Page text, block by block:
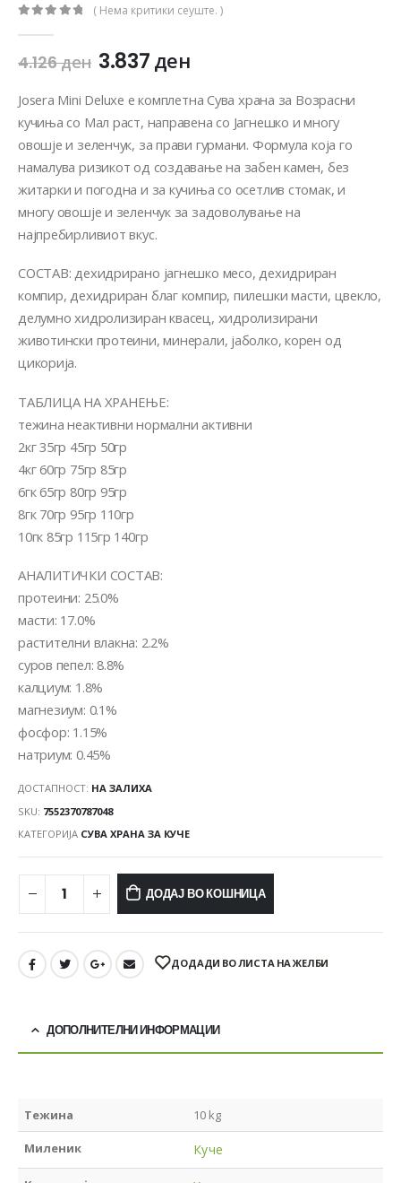
( Нема критики сеуште. )
4.126ден 3.837ден
Josera Mini Deluxe е комплетна Сува храна за Возрасни
кучиња со Мал раст, направена со Јагнешко и многу
овошје и зеленчук, за прави гурмани. Формула која го
намалува ризикот од создавање на забен камен, без
житарки и погодна и за кучиња со осетлив стомак, и
многу овошје и зеленчук за задоволување на
најпребирливиот вкус.
СОСТАВ: дехидрирано јагнешко месо, дехидриран
компир, дехидриран благ компир, пилешки масти, цвекло,
делумно хидролизиран квасец, хидролизирани
животински протеини, минерали, јаболко, корен од
цикорија.
ТАБЛИЦА НА ХРАНЕЊЕ:
тежина неактивни нормални активни
2кг 35гр 45гр 50гр
4кг 60гр 75гр 85гр
6гк 65гр 80гр 95гр
8гк 70гр 95гр 110гр
10гк 85гр 115гр 140гр
АНАЛИТИЧКИ СОСТАВ:
протеини: 25.0%
масти: 17.0%
растителни влакна: 2.2%
суров пепел: 8.8%
калциум: 1.8%
магнезиум: 0.1%
фосфор: 1.15%
натриум: 0.45%
ДОСТАПНОСТ: НА ЗАЛИХА
SKU: 7552370787048
КАТЕГОРИЈА СУВА ХРАНА ЗА КУЧЕ
ДОДАЈ ВО КОШНИЦА
ДОДАДИ ВО ЛИСТА НА ЖЕЛБИ
ДОПОЛНИТЕЛНИ ИНФОРМАЦИИ
Тежина 10 kg
Миленик Куче